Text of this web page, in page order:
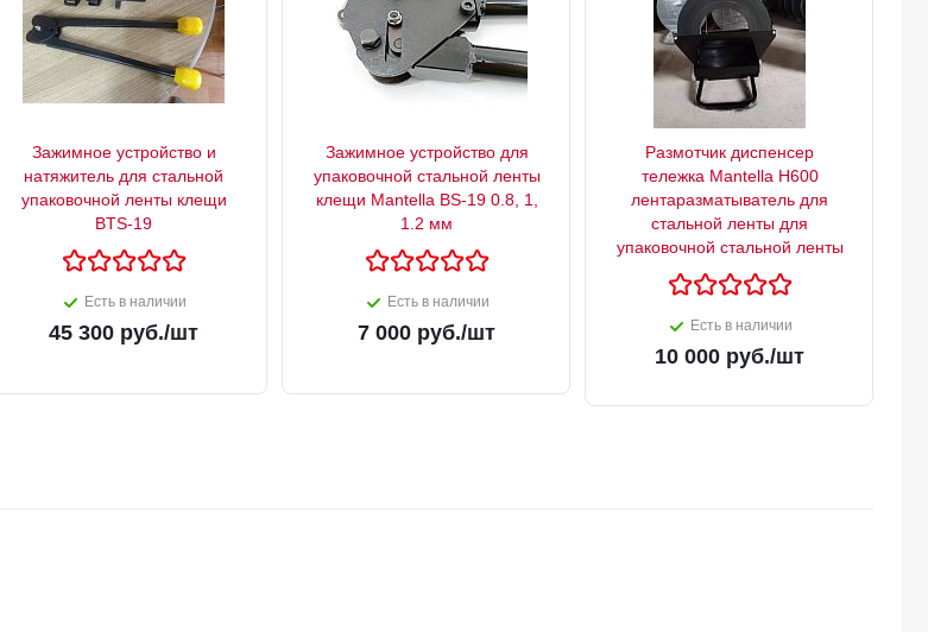
Зажимное устройство и
натяжитель для стальной
упаковочной ленты клещи
BTS-19
Есть в наличии
45 300 руб./шт
Зажимное устройство для
упаковочной стальной ленты
клещи Mantella BS-19 0.8, 1,
1.2 мм
Есть в наличии
7 000 руб./шт
Размотчик диспенсер
тележка Mantella H600
лентаразматыватель для
стальной ленты для
упаковочной стальной ленты
Есть в наличии
10 000 руб./шт